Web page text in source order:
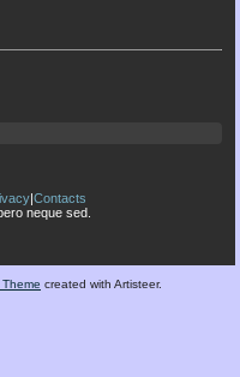
| Contacts
neque sed.
created with Artisteer.